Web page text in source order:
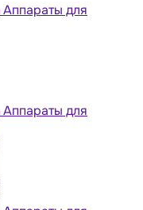
Аппараты для
Аппараты для